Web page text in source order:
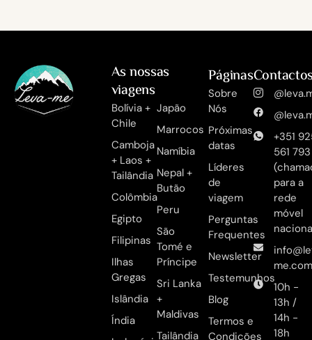
As nossas
viagens
Bolívia +
Chile
Camboja
+ Laos +
Tailândia
Colômbia
Egipto
Filipinas
Ilhas
Gregas
Islândia
Índia
Japão
Marrocos
Namíbia
Nepal +
Butão
Peru
São
Tomé e
Príncipe
Sri Lanka
+
Maldivas
Tailândia
Páginas
Sobre
Nós
Próximas
datas
Líderes
de
viagem
Perguntas
Frequentes
Newsletter
Testemunhos
Blog
Termos e
Condições
+351
561 793
para a
rede
móvel
10h -
13h /
14h -
18h